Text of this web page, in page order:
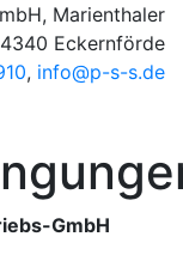
Marienthaler
Eckernförde
, info@p-s-s.de
GmbH